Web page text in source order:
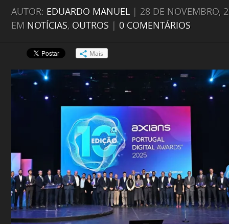
AUTOR: EDUARDO MANUEL | 28 DE NOVEMBRO,
EM NOTÍCIAS, OUTROS 0 COMENTÁRIOS
Mais